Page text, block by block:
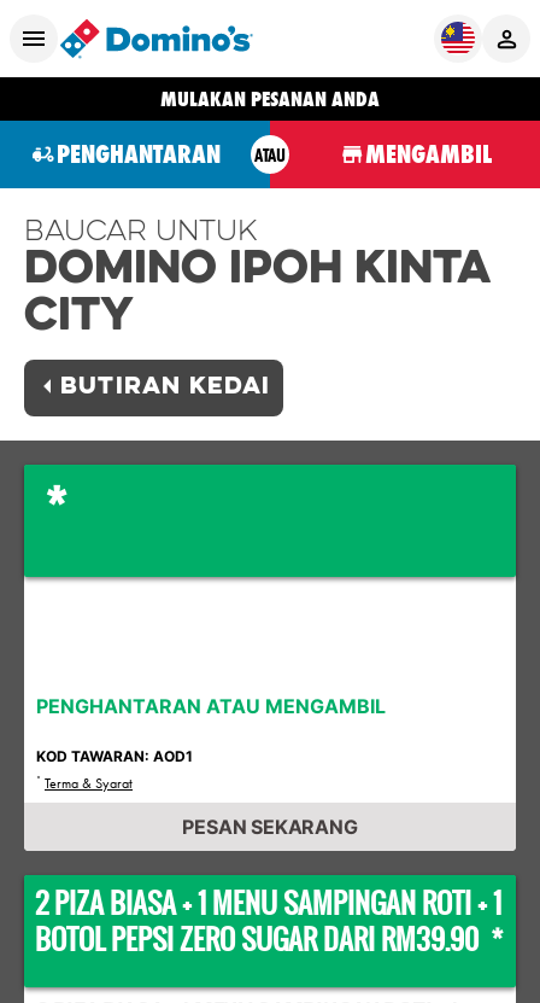
MULAKAN PESANAN ANDA
PENGHANTARAN ATAU MENGAMBIL
Baucar Untuk
Domino IPOH KINTA
CITY
BUTIRAN KEDAI
*
PENGHANTARAN ATAU MENGAMBIL
KOD TAWARAN: AOD1
* Terma & Syarat
PESAN SEKARANG
2 PIZA BIASA + 1 MENU SAMPINGAN ROTI + 1
BOTOL PEPSI ZERO SUGAR DARI RM39.90 *